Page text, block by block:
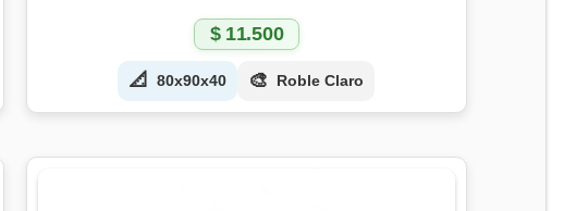
📐 80x90x40 🎨 Roble Claro
$11.500